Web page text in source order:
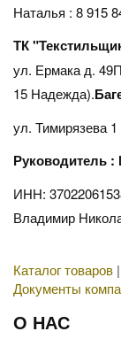
Наталья : 8 915
ТК
ул. Ермака д.
15 Надежда).
ул. Тимирязева
Руководитель
ИНН:
Владимир
Каталог товаров |
Документы
О НАС